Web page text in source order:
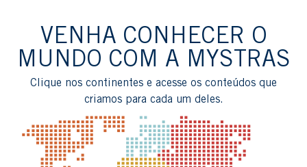
VENHA CONHECER O
MUNDO COM A MYSTRAS
Clique nos continentes e acesse os conteúdos que
criamos para cada um deles.